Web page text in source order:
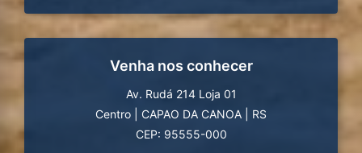
Venha nos conhecer
Av. Rudá 214 Loja 01
Centro
CAPAO DA CANOA
RS
CEP: 95555-000